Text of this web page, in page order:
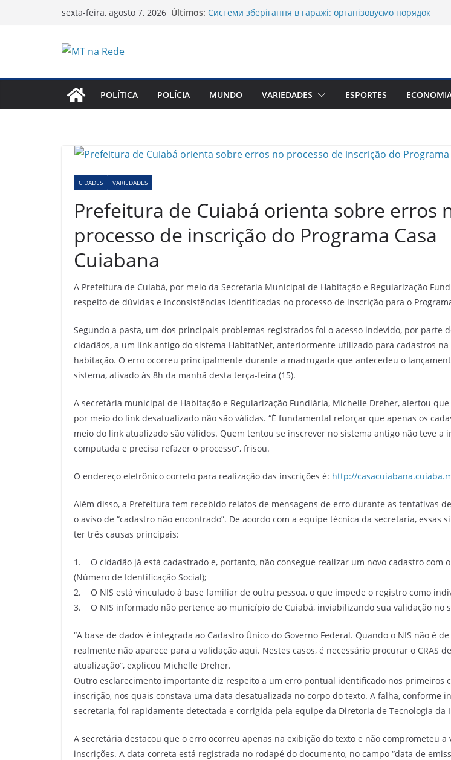
sexta-feira, agosto 7, 2026 Últimos: Системи зберігання в гаражі: організовуємо порядок
POLÍTICA POLÍCIA MUNDO VARIEDADES ESPORTES
CIDADES VARIEDADES
Prefeitura de Cuiabá orienta sobre erros
processo de inscrição do Programa Casa
Cuiabana
A Prefeitura de Cuiabá, por meio da Secretaria Municipal de Habitação e Regularização
respeito de dúvidas e inconsistências identificadas no processo de inscrição para o
Segundo a pasta, um dos principais problemas registrados foi o acesso indevido, por parte
cidadãos, a um link antigo do sistema HabitatNet, anteriormente utilizado para cadastros na
habitação. O erro ocorreu principalmente durante a madrugada que antecedeu o
sistema, ativado às 8h da manhã desta terça-feira (15).
A secretária municipal de Habitação e Regularização Fundiária, Michelle Dreher, alertou
por meio do link desatualizado não são válidas. “É fundamental reforçar que apenas os
meio do link atualizado são válidos. Quem tentou se inscrever no sistema antigo não teve a
computada e precisa refazer o processo”, frisou.
O endereço eletrônico correto para realização das inscrições é: http://
Além disso, a Prefeitura tem recebido relatos de mensagens de erro durante as tentativas
o aviso de “cadastro não encontrado”. De acordo com a equipe técnica da secretaria, essas
ter três causas principais:
1. O cidadão já está cadastrado e, portanto, não consegue realizar um novo cadastro com o
(Número de Identificação Social);
2. O NIS está vinculado à base familiar de outra pessoa, o que impede o registro como
3. O NIS informado não pertence ao município de Cuiabá, inviabilizando sua validação no
“A base de dados é integrada ao Cadastro Único do Governo Federal. Quando o NIS não é
realmente não aparece para a validação aqui. Nestes casos, é necessário procurar o CRAS
atualização”, explicou Michelle Dreher.
Outro esclarecimento importante diz respeito a um erro pontual identificado nos primeiros
inscrição, nos quais constava uma data desatualizada no corpo do texto. A falha, conforme
secretaria, foi rapidamente detectada e corrigida pela equipe da Diretoria de Tecnologia da
A secretária destacou que o erro ocorreu apenas na exibição do texto e não comprometeu a
inscrições. A data correta está registrada no rodapé do documento, no campo “data de